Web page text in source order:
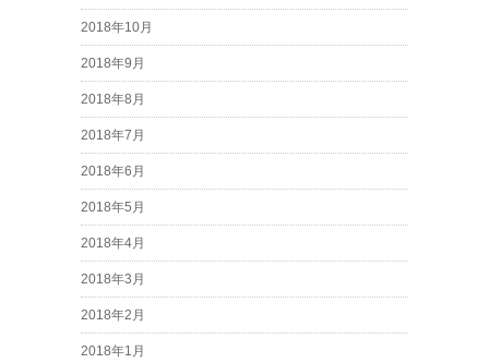
2018年10月
2018年9月
2018年8月
2018年7月
2018年6月
2018年5月
2018年4月
2018年3月
2018年2月
2018年1月